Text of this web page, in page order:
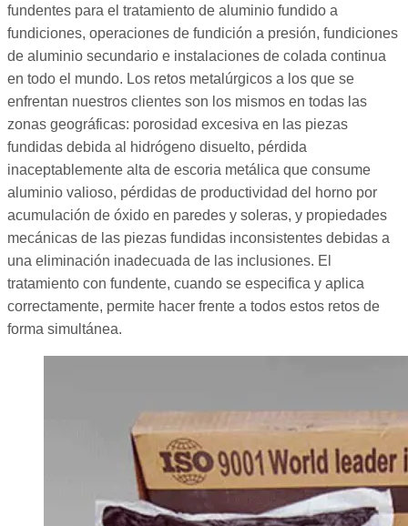
fundentes para el tratamiento de aluminio fundido a
fundiciones, operaciones de fundición a presión, fundiciones
de aluminio secundario e instalaciones de colada continua
en todo el mundo. Los retos metalúrgicos a los que se
enfrentan nuestros clientes son los mismos en todas las
zonas geográficas: porosidad excesiva en las piezas
fundidas debida al hidrógeno disuelto, pérdida
inaceptablemente alta de escoria metálica que consume
aluminio valioso, pérdidas de productividad del horno por
acumulación de óxido en paredes y soleras, y propiedades
mecánicas de las piezas fundidas inconsistentes debidas a
una eliminación inadecuada de las inclusiones. El
tratamiento con fundente, cuando se especifica y aplica
correctamente, permite hacer frente a todos estos retos de
forma simultánea.